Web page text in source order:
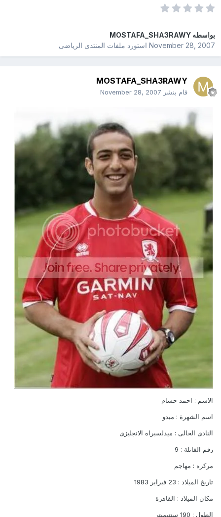
بواسطهMOSTAFA_SHA3RAWY
November 28, 2007استورد ملفات المنتدى الرياضى
MOSTAFA_SHA3RAWY
قام بنشر November 28, 2007
الاسم : احمد حسام
اسم الشهرة : ميدو
النادى الحالى : ميدلسبراه الانجليزى
رقم الفانلة : 9
مركزه : مهاجم
تاريخ الميلاد : 23 فبراير 1983
مكان الميلاد : القاهرة
الطول : 190 سنتيميتر